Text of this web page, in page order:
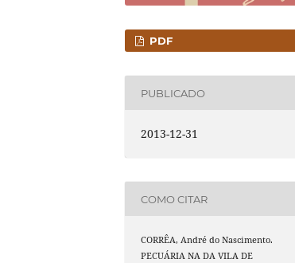
PDF
PUBLICADO
2013-12-31
COMO CITAR
CORRÊA, André do Nascimento.
PECUÁRIA NA DA VILA DE